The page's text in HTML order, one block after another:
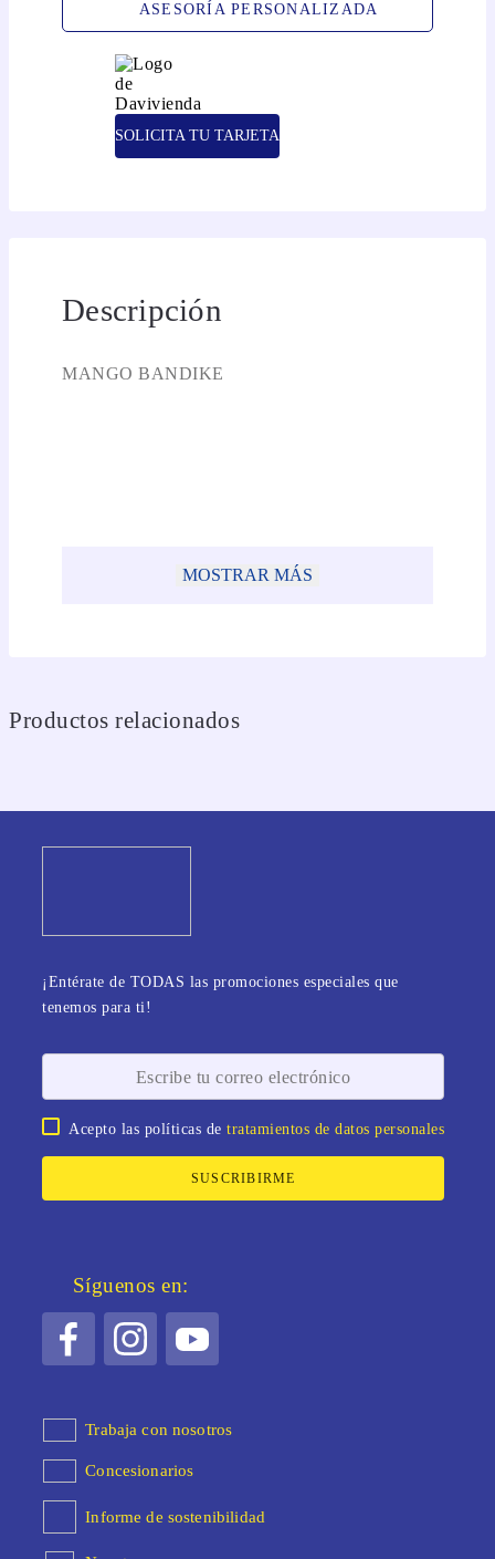
ASESORÍA PERSONALIZADA
SOLICITA TU TARJETA
Descripción
MANGO BANDIKE
MOSTRAR MÁS
Productos relacionados
¡Entérate de TODAS las promociones especiales que
tenemos para ti!
Acepto las políticas detratamientos de datos personales
SUSCRIBIRME
Síguenos en:
Trabaja con nosotros
Concesionarios
Informe de sostenibilidad